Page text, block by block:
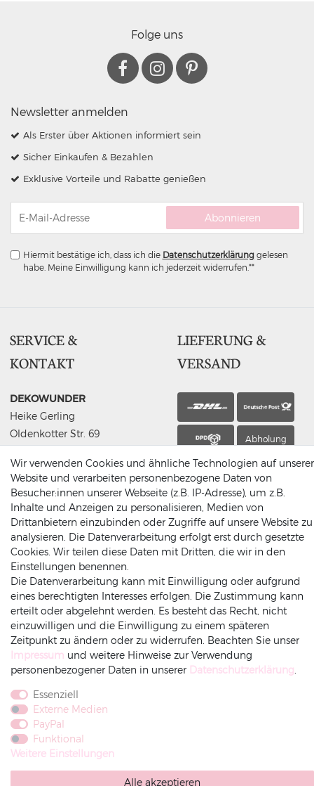
Folge uns
Newsletter anmelden
Als Erster über Aktionen informiert sein
Sicher Einkaufen & Bezahlen
Exklusive Vorteile und Rabatte genießen
Abonnieren
Hiermit bestätige ich, dass ich die Daten­schutz­erklärunggelesen
habe. Meine Einwilligung kann ich jederzeit widerrufen.**
SERVICE &
KONTAKT
DEKOWUNDER
Heike Gerling
Oldenkotter Str. 69
Germany
(0049) 2564 / 950 90 00
info@dekowunder.de
LIEFERUNG &
VERSAND
Abholung
ZAHLUNGSARTEN
Rechnung Amazonpay Vorkasse
INFORMATIONEN
Datenschutz
Versand
Impressum
AGB
Wir verwenden Cookies und ähnliche Technologien auf unserer
Website und verarbeiten personenbezogene Daten von
Besucher:innen unserer Webseite (z.B. IP-Adresse), um z.B.
Inhalte und Anzeigen zu personalisieren, Medien von
Drittanbietern einzubinden oder Zugriffe auf unsere Website zu
analysieren. Die Datenverarbeitung erfolgt erst durch gesetzte
Cookies. Wir teilen diese Daten mit Dritten, die wir in den
Einstellungen benennen.
Die Datenverarbeitung kann mit Einwilligung oder aufgrund
eines berechtigten Interesses erfolgen. Die Zustimmung kann
erteilt oder abgelehnt werden. Es besteht das Recht, nicht
einzuwilligen und die Einwilligung zu einem späteren
Zeitpunkt zu ändern oder zu widerrufen. Beachten Sie unser
Impressum und weitere Hinweise zur Verwendung
personenbezogener Daten in unserer Daten­schutz­erklärung
Essenziell
Externe Medien
PayPal
Funktional
Weitere Einstellungen
Alle akzeptieren